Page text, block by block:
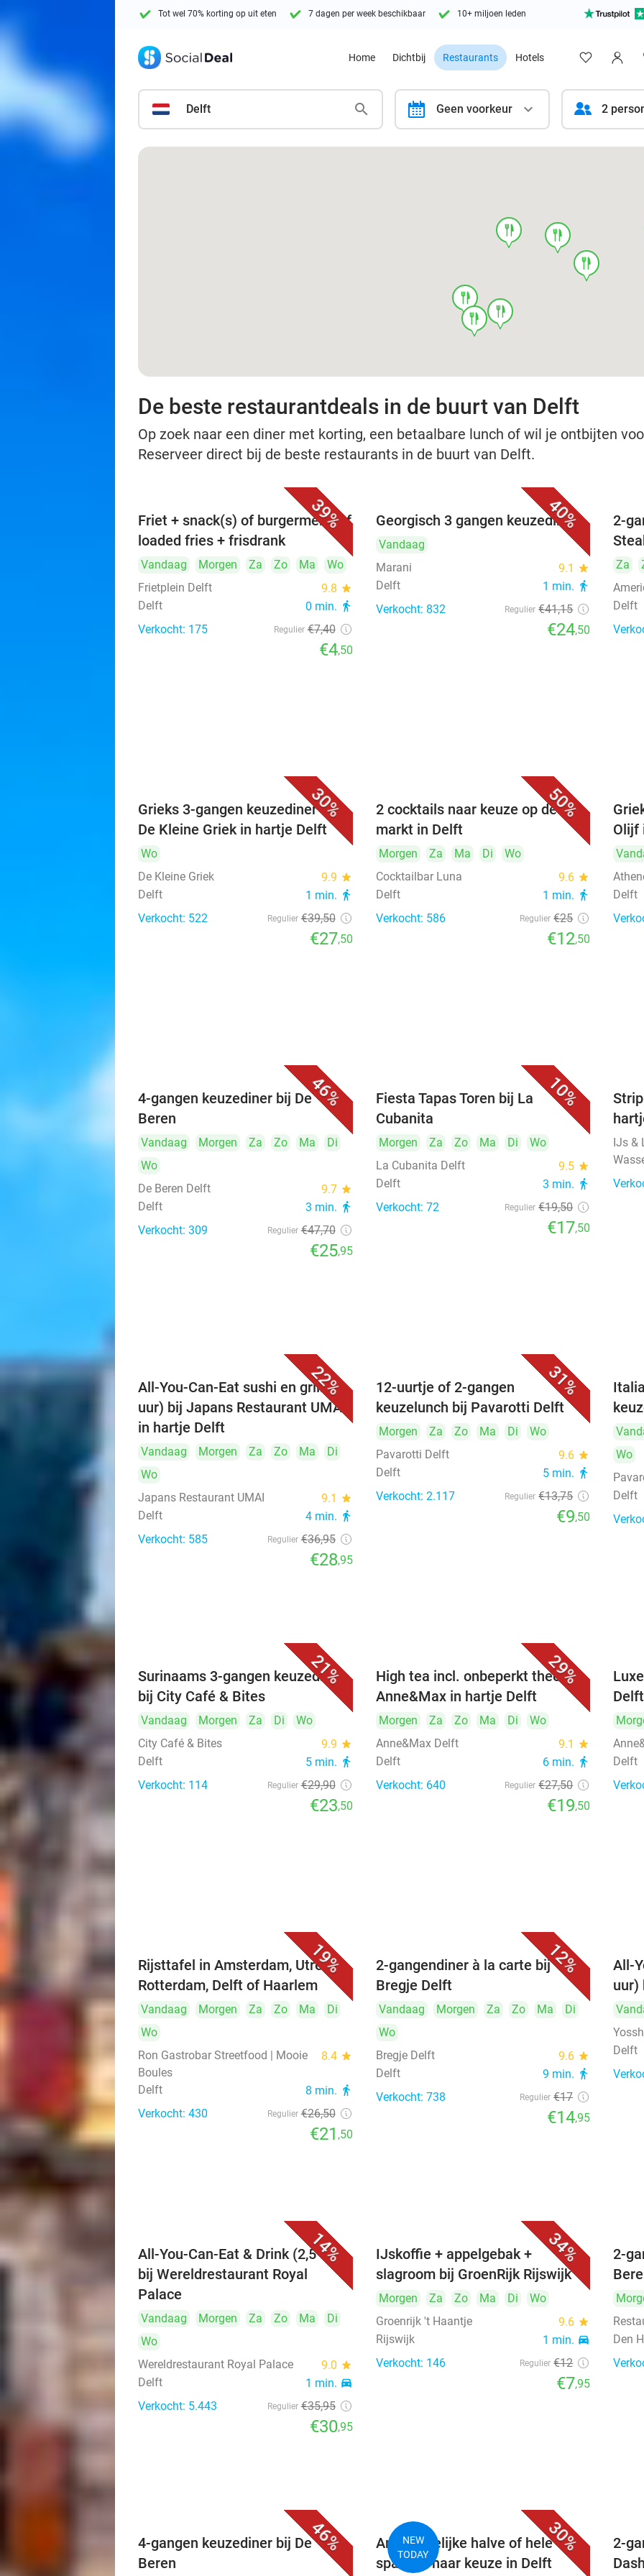
Tot wel 70% korting op uit eten 7 dagen per week beschikbaar 10+ miljoen leden
Home Dichtbij Restaurants Hotels
Delft calendar Geen voorkeur 2
food
food
food
food
food
food
De beste restaurantdeals in de buurt van Delft
Op zoek naar een diner met korting, een betaalbare lunch of wil je ontbijten
Reserveer direct bij de beste restaurants in de buurt van Delft.
39%
Friet + snack(s) of burgermenu of
loaded fries + frisdrank
Vandaag Morgen Za Zo Ma
Wo
Frietplein Delft
9.8 star
Delft 0 min. directions_walk
Verkocht: 175 Regulier €7,40
€4,50
40%
Georgisch 3 gangen keuzediner
Vandaag
Marani
9.1 star
Delft 1 min. directions_walk
Verkocht: 832 Regulier €41,15
€24,50
2-
Za
Delft
30%
Grieks 3-gangen keuzediner bij
De Kleine Griek in hartje Delft
Wo
De Kleine Griek
9.9 star
Delft 1 min. directions_walk
Verkocht: 522 Regulier €39,50
€27,50
50%
2 cocktails naar keuze op de
markt in Delft
Morgen Za Ma Di
Wo
Cocktailbar Luna
9.6 star
Delft 1 min. directions_walk
Verkocht: 586 Regulier €25
€12,50
Olijf
Delft
46%
4-gangen keuzediner bij De
Beren
Vandaag Morgen Za Zo Ma
Di
Wo
De Beren Delft
9.7 star
Delft 3 min. directions_walk
Verkocht: 309 Regulier €47,70
€25,95
10%
Fiesta Tapas Toren bij La
Cubanita
Morgen Za Zo Ma Di
Wo
La Cubanita Delft
9.5 star
Delft 3 min. directions_walk
Verkocht: 72 Regulier €19,50
€17,50
IJs &
22%
All-You-Can-Eat sushi en grill (3
uur) bij Japans Restaurant UMAI
in hartje Delft
Vandaag Morgen Za Zo Ma
Di
Wo
Japans Restaurant UMAI
9.1 star
Delft 4 min. directions_walk
Verkocht: 585 Regulier €36,95
€28,95
31%
12-uurtje of 2-gangen
keuzelunch bij Pavarotti Delft
Morgen Za Zo Ma Di
Wo
Pavarotti Delft
9.6 star
Delft 5 min. directions_walk
Verkocht: 2.117 Regulier €13,75
€9,50
Wo
Delft
21%
Surinaams 3-gangen keuzediner
bij City Café & Bites
Vandaag Morgen Za Di
Wo
City Café & Bites
9.9 star
Delft 5 min. directions_walk
Verkocht: 114 Regulier €29,90
€23,50
29%
High tea incl. onbeperkt thee bij
Anne&Max in hartje Delft
Morgen Za Zo Ma Di
Wo
Anne&Max Delft
9.1 star
Delft 6 min. directions_walk
Verkocht: 640 Regulier €27,50
€19,50
Delft
Delft
19%
Rijsttafel in Amsterdam, Utrecht,
Rotterdam, Delft of Haarlem
Vandaag Morgen Za Zo Ma
Di
Wo
Ron Gastrobar Streetfood | Mooie
Boules
8.4 star
Delft 8 min. directions_walk
Verkocht: 430 Regulier €26,50
€21 ,50
12%
2-gangendiner à la carte bij
Bregje Delft
Vandaag Morgen Za Zo Ma
Di
Wo
Bregje Delft
9.6 star
Delft 9 min. directions_walk
Verkocht: 738 Regulier €17
€14,95
All-
uur)
Delft
14%
All-You-Can-Eat & Drink (2,5 uur)
bij Wereldrestaurant Royal
Palace
Vandaag Morgen Za Zo Ma
Di
Wo
Wereldrestaurant Royal Palace
9.0 star
Delft 1 min. directions_car
Verkocht: 5.443 Regulier €35,95
€30,95
34%
IJskoffie + appelgebak +
slagroom bij GroenRijk Rijswijk
Morgen Za Zo Ma Di
Wo
Groenrijk 't Haantje
9.6 star
Rijswijk 1 min. directions_car
Verkocht: 146 Regulier €12
€7,95
2-
Den
46%
4-gangen keuzediner bij De
Beren
30%
NEW
TODAY
Ambachtelijke halve of hele
sparerib naar keuze in Delft
2-